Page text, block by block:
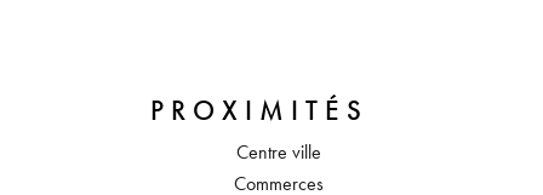
PROXIMITÉS
Centre ville
Commerces